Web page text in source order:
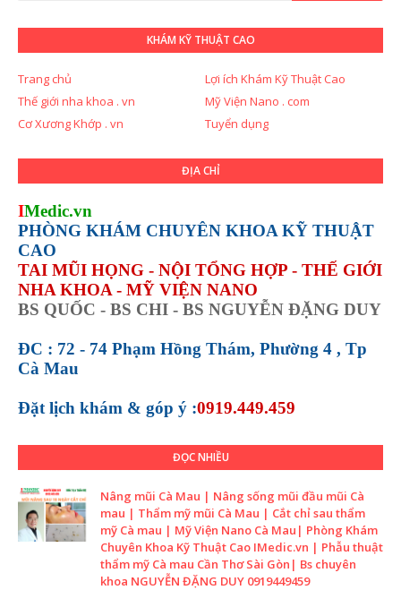
KHÁM KỸ THUẬT CAO
Trang chủ
Lợi ích Khám Kỹ Thuật Cao
Thế giới nha khoa . vn
Mỹ Viện Nano . com
Cơ Xương Khớp . vn
Tuyển dụng
ĐỊA CHỈ
IMedic.vn
PHÒNG KHÁM CHUYÊN KHOA KỸ THUẬT
CAO
TAI MŨI HỌNG - NỘI TỔNG HỢP - THẾ GIỚI
NHA KHOA - MỸ VIỆN NANO
BS QUỐC - BS CHI - BS NGUYỄN ĐẶNG DUY
ĐC : 72 - 74 Phạm Hồng Thám, Phường 4 , Tp
Cà Mau
Đặt lịch khám & góp ý :0919.449.459
ĐỌC NHIỀU
Nâng mũi Cà Mau | Nâng sống mũi đầu mũi Cà
mau | Thẩm mỹ mũi Cà Mau | Cắt chỉ sau thẩm
mỹ Cà mau | Mỹ Viện Nano Cà Mau| Phòng Khám
Chuyên Khoa Kỹ Thuật Cao IMedic.vn | Phẫu thuật
thẩm mỹ Cà mau Cần Thơ Sài Gòn| Bs chuyên
khoa NGUYỄN ĐẶNG DUY 0919449459